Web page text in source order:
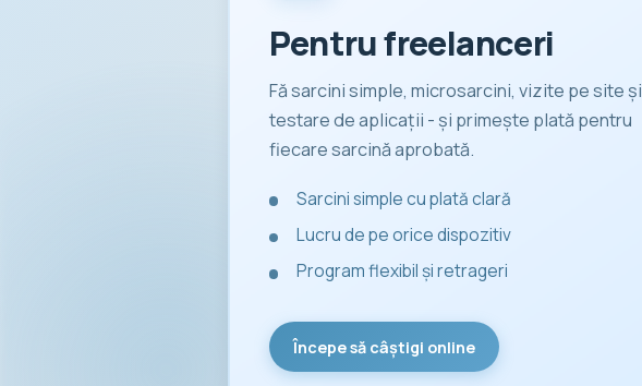
Pentru freelanceri
Fă sarcini simple, microsarcini, vizite pe site și
testare de aplicații - și primește plată pentru
fiecare sarcină aprobată.
Sarcini simple cu plată clară
Lucru de pe orice dispozitiv
Program flexibil și retrageri
Începe să câștigi online